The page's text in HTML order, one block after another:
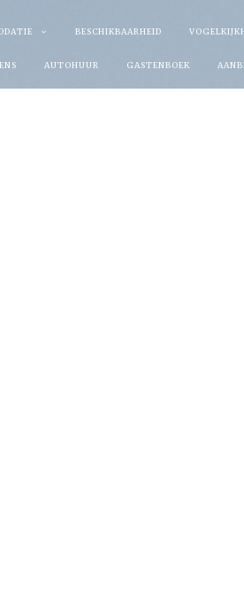
BESCHIKBAARHEID
AUTOHUUR GASTENBOEK